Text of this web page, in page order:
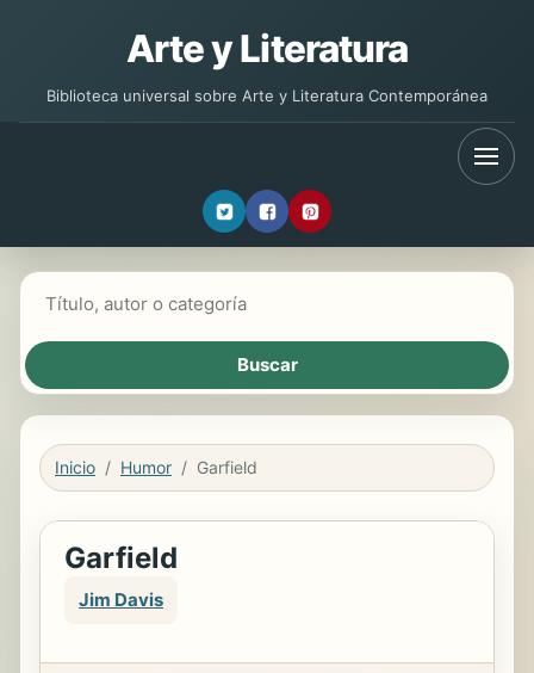
Arte y Literatura
Biblioteca universal sobre Arte y Literatura Contemporánea
Inicio Humor Garfield
Garfield
Jim Davis